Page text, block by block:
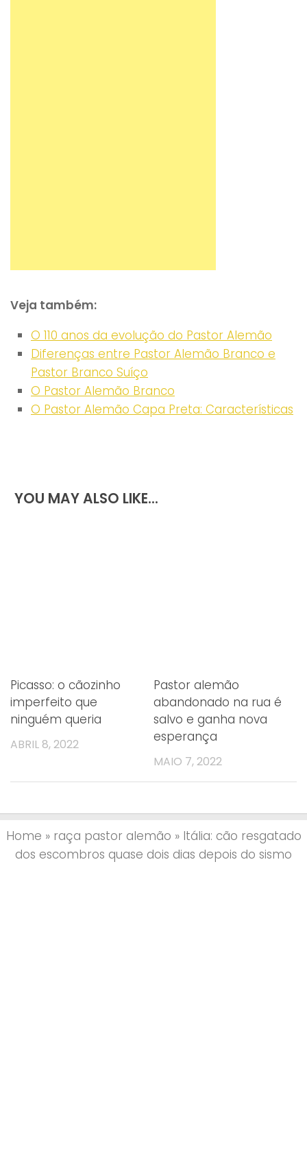
Veja também:
O 110 anos da evolução do Pastor Alemão
Diferenças entre Pastor Alemão Branco e
Pastor Branco Suíço
O Pastor Alemão Branco
O Pastor Alemão Capa Preta: Características
YOU MAY ALSO LIKE...
Picasso: o cãozinho
imperfeito que
ninguém queria
ABRIL 8, 2022
Pastor alemão
abandonado na rua é
salvo e ganha nova
esperança
MAIO 7, 2022
Home » raça pastor alemão » Itália: cão resgatado
dos escombros quase dois dias depois do sismo